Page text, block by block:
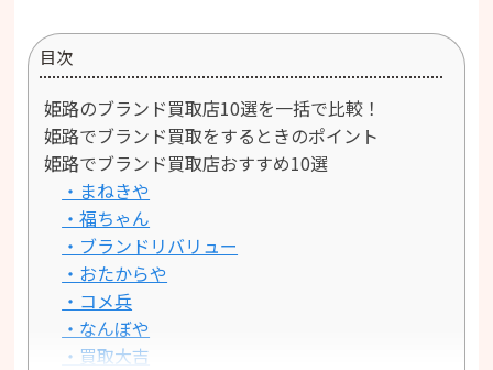
目次
姫路のブランド買取店10選を一括で比較！
姫路でブランド買取をするときのポイント
姫路でブランド買取店おすすめ10選
・まねきや
・福ちゃん
・ブランドリバリュー
・おたからや
・コメ兵
・なんぼや
・買取大吉